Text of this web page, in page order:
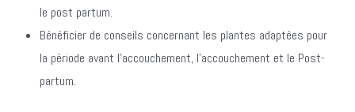
le post partum.
Bénéficier de conseils concernant les plantes adaptées pour
la période avant l’accouchement, l’accouchement et le Post-
partum.